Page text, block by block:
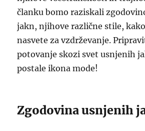
članku bomo raziskali
jakn, njihove različne stile,
nasvete za vzdrževanje.
potovanje skozi svet usnjenih
postale ikona mode!
Zgodovina usnjenih